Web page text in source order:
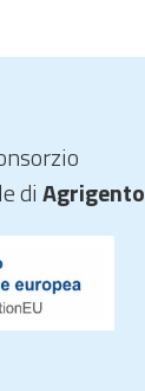
diAgrigento